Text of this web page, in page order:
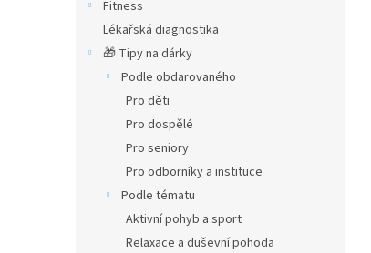
Fitness
Lékařská diagnostika
🎁 Tipy na dárky
Podle obdarovaného
Pro děti
Pro dospělé
Pro seniory
Pro odborníky a instituce
Podle tématu
Aktivní pohyb a sport
Relaxace a duševní pohoda